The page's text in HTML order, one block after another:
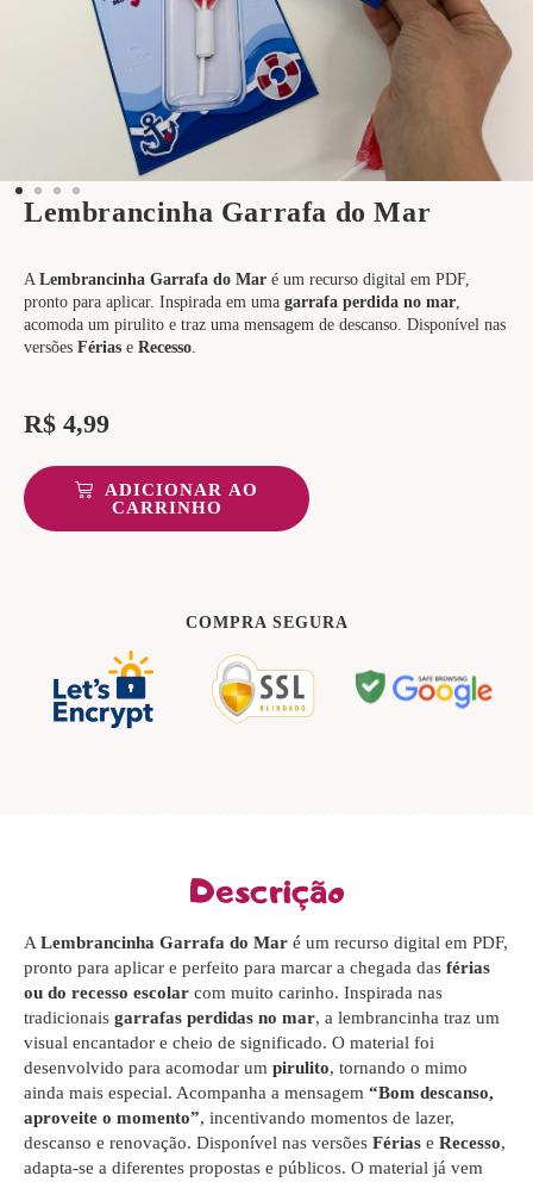
Lembrancinha Garrafa do Mar
A Lembrancinha Garrafa do Mar é um recurso digital em PDF,
pronto para aplicar. Inspirada em uma garrafa perdida no mar,
acomoda um pirulito e traz uma mensagem de descanso. Disponível nas
versões Férias e Recesso.
R$ 4,99
ADICIONAR AO
CARRINHO
COMPRA SEGURA
Descrição
ALembrancinha Garrafa do Mar é um recurso digital em PDF,
pronto para aplicar e perfeito para marcar a chegada das férias
ou do recesso escolar com muito carinho. Inspirada nas
tradicionais garrafas perdidas no mar, a lembrancinha traz um
visual encantador e cheio de significado. O material foi
desenvolvido para acomodar um pirulito, tornando o mimo
ainda mais especial. Acompanha a mensagem “Bom descanso,
aproveite o momento”, incentivando momentos de lazer,
descanso e renovação. Disponível nas versões Férias e Recesso,
adapta-se a diferentes propostas e públicos. O material já vem